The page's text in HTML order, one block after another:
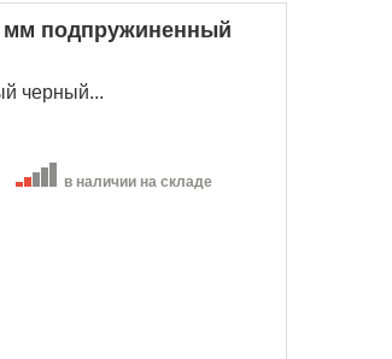
мм подпружиненный
черный...
в наличии на складе